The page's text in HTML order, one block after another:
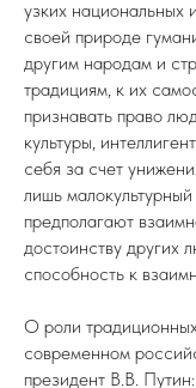
узких национальных
своей природе
другим народам и
традициям, к их
признавать право
культуры,
себя за счет
лишь малокультурный
предполагают
достоинству других
способность к
О роли
современном
президент В.В. Путин: